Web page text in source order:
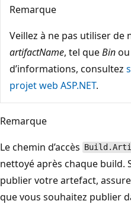
Remarque
Veillez à ne pas utiliser de
artifactName, tel queBin
d’informations, consultez
projet web ASP.NET.
Remarque
Le chemin d’accès
nettoyé après chaque build.
publier votre artefact,
que vous souhaitez publier